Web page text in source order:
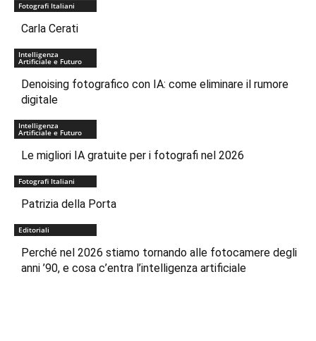
Fotografi Italiani
Carla Cerati
Intelligenza
Artificiale e Futuro
Denoising fotografico con IA: come eliminare il rumore
digitale
Intelligenza
Artificiale e Futuro
Le migliori IA gratuite per i fotografi nel 2026
Fotografi Italiani
Patrizia della Porta
Editoriali
Perché nel 2026 stiamo tornando alle fotocamere degli
anni ’90, e cosa c’entra l’intelligenza artificiale